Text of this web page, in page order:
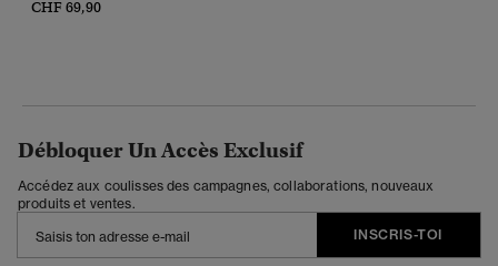
CHF 69,90
Débloquer Un Accès Exclusif
Accédez aux coulisses des campagnes, collaborations, nouveaux
produits et ventes.
INSCRIS-TOI